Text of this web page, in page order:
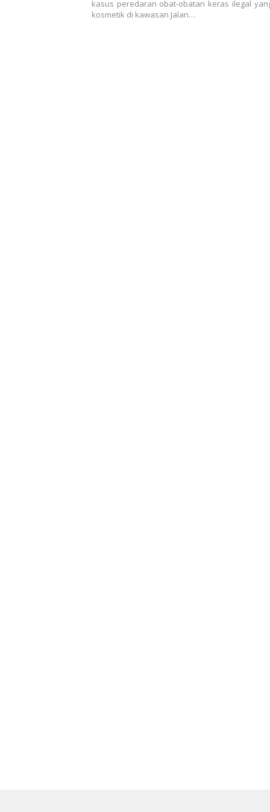
kasus peredaran obat-obatan keras ilegal
kosmetik di kawasan Jalan…